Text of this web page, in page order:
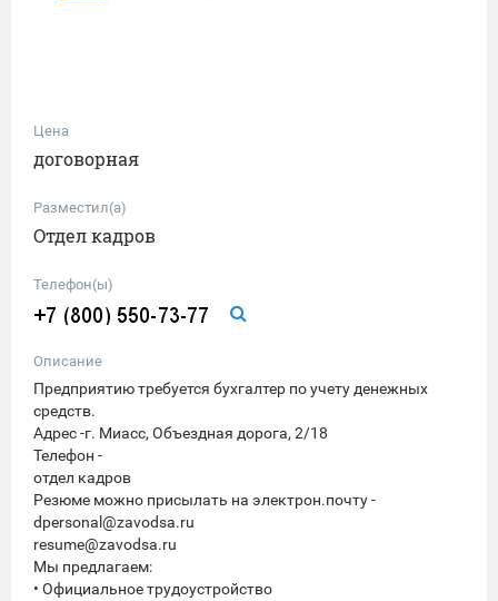
Цена
договорная
Разместил(а)
Отдел кадров
Телефон(ы)
Описание
Предприятию требуется бухгалтер по учету денежных
средств.
Адрес -г. Миасс, Объездная дорога, 2/18
Телефон -
отдел кадров
Резюме можно присылать на электрон.почту -
dpersonal@zavodsa.ru
resume@zavodsa.ru
Мы предлагаем:
• Официальное трудоустройство